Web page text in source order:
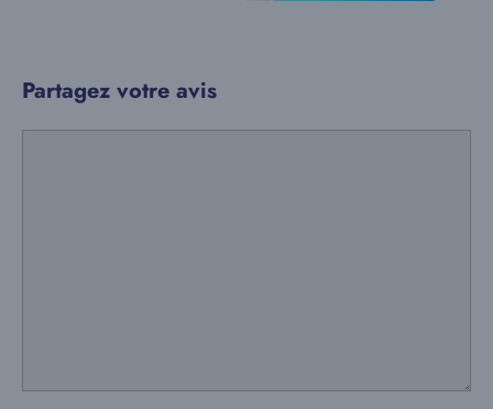
Partagez votre avis